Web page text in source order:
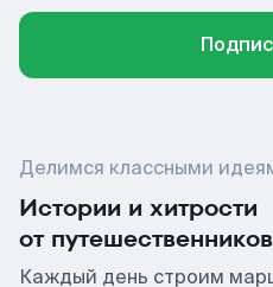
Делимся классными
Истории и хитрости
от путешественников
Каждый день строим